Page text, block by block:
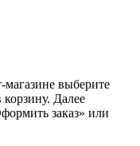
выберите
Далее
заказ» или